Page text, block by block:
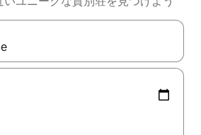
ら、上下の矢印キーを使って移動するか